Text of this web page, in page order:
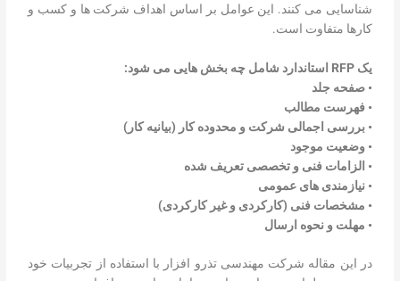
شناسایی می کنند. این عوامل بر اساس اهداف شرکت ها و کسب و
کارها متفاوت است.
یک RFP استاندارد شامل چه بخش هایی می شود:
• صفحه جلد
• فهرست مطالب
• بررسی اجمالی شرکت و محدوده کار (بیانیه کار)
• وضعیت موجود
• الزامات فنی و تخصصی تعریف شده
• نیازمندی های عمومی
• مشخصات فنی (کارکردی و غیر کارکردی)
• مهلت و نحوه ارسال
در این مقاله شرکت مهندسی تذرو افزار با استفاده از تجربیات خود